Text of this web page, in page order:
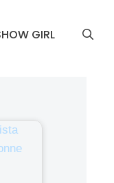
GIRL